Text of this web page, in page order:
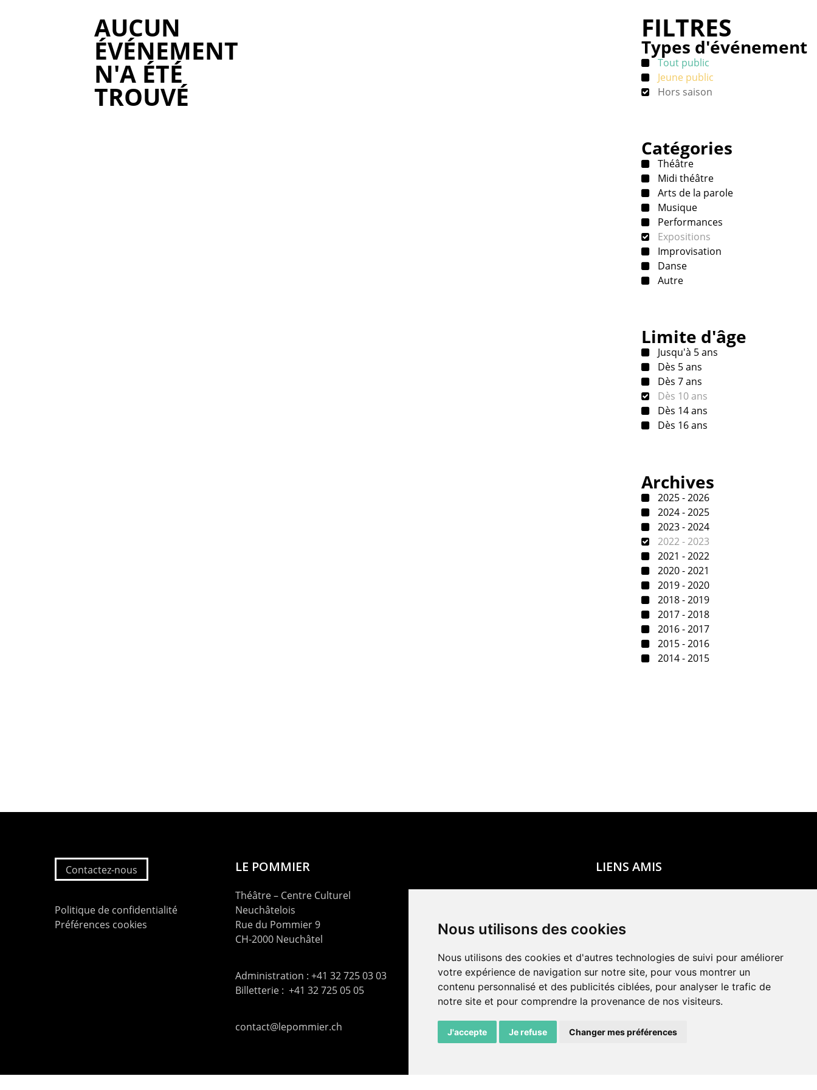
Nous utilisons des cookies
Nous utilisons des cookies et d'autres technologies de suivi pour améliorer
votre expérience de navigation sur notre site, pour vous montrer un
contenu personnalisé et des publicités ciblées, pour analyser le trafic de
notre site et pour comprendre la provenance de nos visiteurs.
J'accepte Je refuse Changer mes préférences
AUCUN
ÉVÉNEMENT
N'A ÉTÉ
TROUVÉ
FILTRES
Types d'événement
Tout public
Jeune public
Hors saison
Catégories
Théâtre
Midi théâtre
Arts de la parole
Musique
Performances
Expositions
Improvisation
Danse
Autre
Limite d'âge
Jusqu'à 5 ans
Dès 5 ans
Dès 7 ans
Dès 10 ans
Dès 14 ans
Dès 16 ans
Archives
2025 - 2026
2024 - 2025
2023 - 2024
2022 - 2023
2021 - 2022
2020 - 2021
2019 - 2020
2018 - 2019
2017 - 2018
2016 - 2017
2015 - 2016
2014 - 2015
Contactez-nous
Politique de confidentialité
Préférences cookies
LE POMMIER
Théâtre – Centre Culturel
Neuchâtelois
Rue du Pommier 9
CH-2000 Neuchâtel
Administration : +41 32 725 03 03
Billetterie : +41 32 725 05 05
contact@lepommier.ch
LIENS AMIS